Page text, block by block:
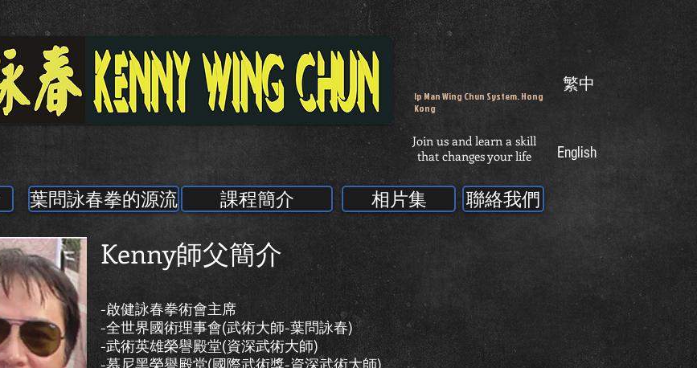
Ip Man Wing Chun System. Hong
Kong
繁中
Join us and learn a skill
that changes your life
English
葉問詠春拳的源流 課程簡介 相片集 聯絡我們
Kenny師父簡介
-啟健詠春拳術會主席
-全世界國術理事會(武術大師-葉問詠春)
-武術英雄榮譽殿堂(資深武術大師)
-慕尼黑榮譽殿堂(國際武術獎-資深武術大師)